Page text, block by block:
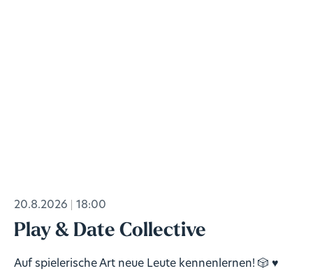
20.8.2026 18:00
Play & Date Collective
Auf spielerische Art neue Leute kennenlernen! 🎲 ♥️